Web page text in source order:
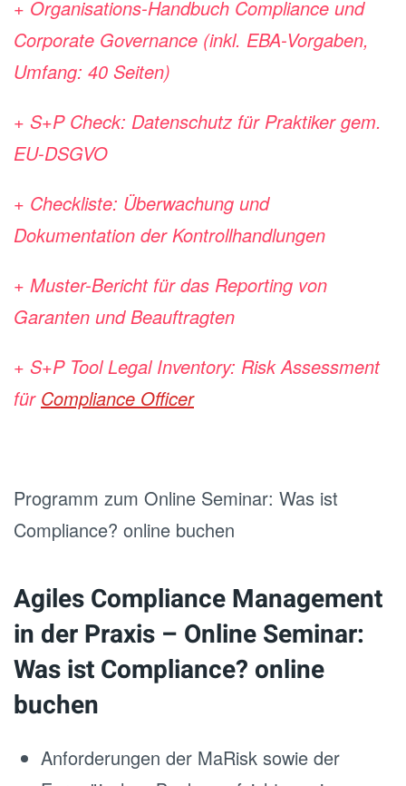
+ Organisations-Handbuch Compliance und
Corporate Governance (inkl. EBA-Vorgaben,
Umfang: 40 Seiten)
+ S+P Check: Datenschutz für Praktiker gem.
EU-DSGVO
+ Checkliste: Überwachung und
Dokumentation der Kontrollhandlungen
+ Muster-Bericht für das Reporting von
Garanten und Beauftragten
+ S+P Tool Legal Inventory: Risk Assessment
für Compliance Officer
Programm zum Online Seminar: Was ist
Compliance? online buchen
Agiles Compliance Management
in der Praxis – Online Seminar:
Was ist Compliance? online
buchen
Anforderungen der MaRisk sowie der